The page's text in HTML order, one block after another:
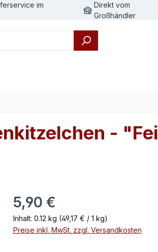
im
Direkt vom
Großhändler
- "Fei
Regulärer Preis:
5,90 €
Inhalt: 0.12 kg (49,17 € / 1 kg)
Preise inkl. MwSt. zzgl. Versandkosten